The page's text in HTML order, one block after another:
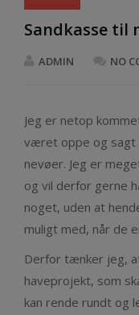
Sandkasse til
ADMIN NO
Jeg er netop
været oppe og sagt
nevøer. Jeg er
og vil derfor gerne
noget, uden at
muligt med, når de
Derfor tænker jeg,
haveprojekt, som
kan rende rundt og